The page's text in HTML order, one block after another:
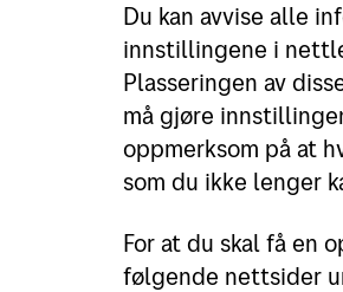
Du kan avvise alle
innstillingene i
Plasseringen av
må gjøre
oppmerksom på at
som du ikke lenger
For at du skal få en
følgende nettsider